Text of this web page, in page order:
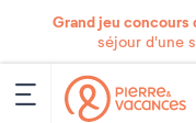
Grand jeu concours
séjour d'une